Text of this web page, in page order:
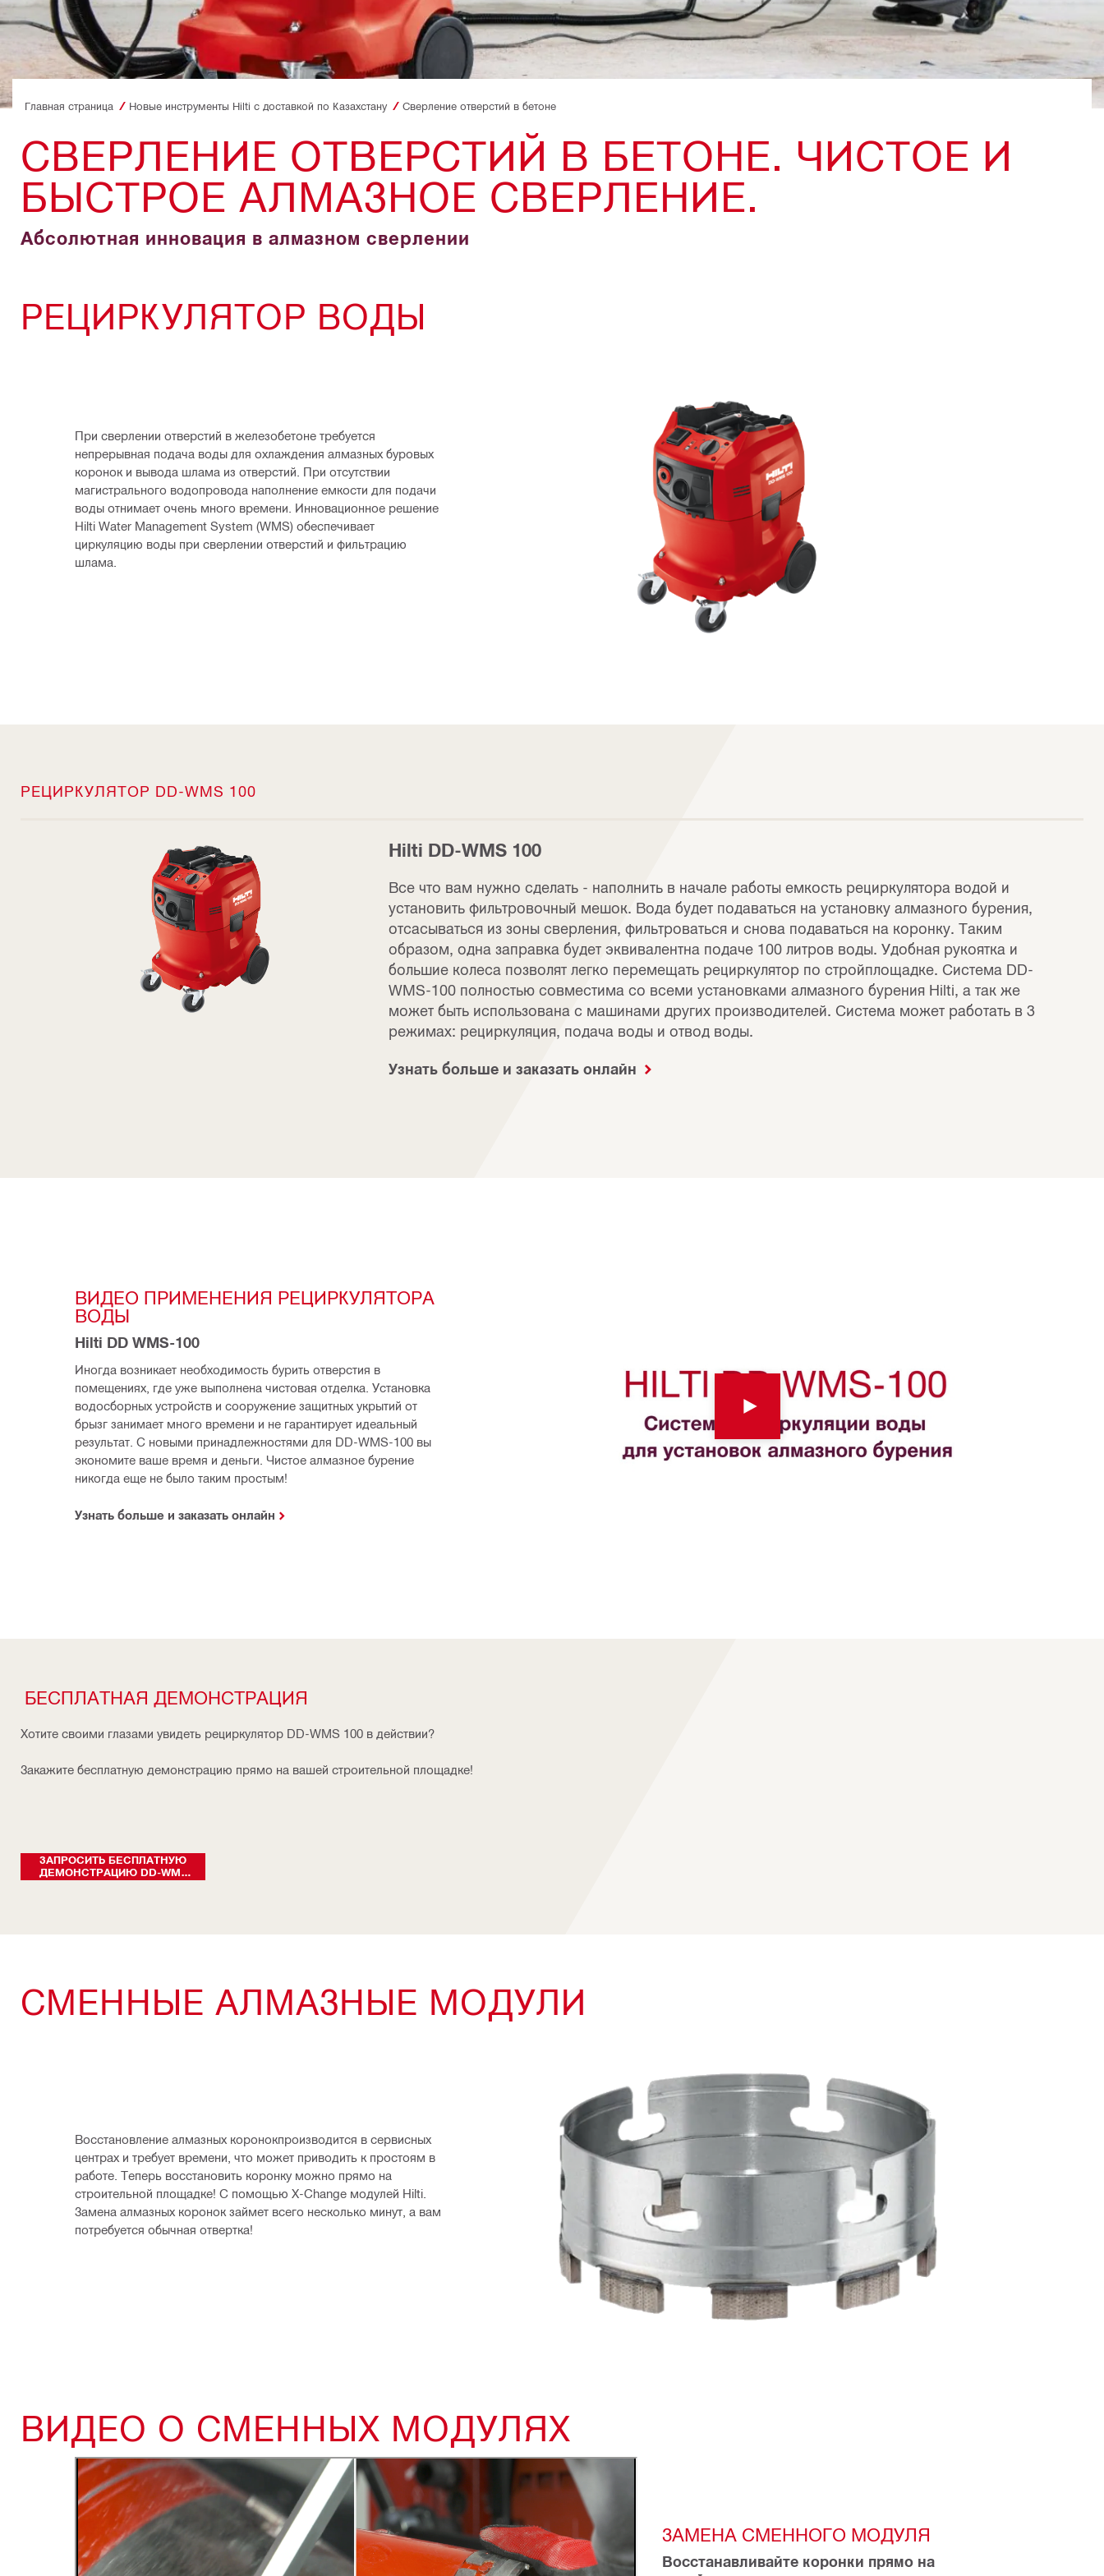
Главная страница Новые инструменты Hilti с доставкой по Казахстану Сверление отверстий в бетоне
СВЕРЛЕНИЕ ОТВЕРСТИЙ В БЕТОНЕ. ЧИСТОЕ И
БЫСТРОЕ АЛМАЗНОЕ СВЕРЛЕНИЕ.
Абсолютная инновация в алмазном сверлении
РЕЦИРКУЛЯТОР ВОДЫ
При сверлении отверстий в железобетоне требуется
непрерывная подача воды для охлаждения алмазных буровых
коронок и вывода шлама из отверстий. При отсутствии
магистрального водопровода наполнение емкости для подачи
воды отнимает очень много времени. Инновационное решение
Hilti Water Management System (WMS) обеспечивает
циркуляцию воды при сверлении отверстий и фильтрацию
шлама.
РЕЦИРКУЛЯТОР DD-WMS 100
Hilti DD-WMS 100
Все что вам нужно сделать - наполнить в начале работы емкость рециркулятора водой и
установить фильтровочный мешок. Вода будет подаваться на установку алмазного бурения,
отсасываться из зоны сверления, фильтроваться и снова подаваться на коронку. Таким
образом, одна заправка будет эквивалентна подаче 100 литров воды. Удобная рукоятка и
большие колеса позволят легко перемещать рециркулятор по стройплощадке. Система DD-
WMS-100 полностью совместима со всеми установками алмазного бурения Hilti, а так же
может быть использована с машинами других производителей. Система может работать в 3
режимах: рециркуляция, подача воды и отвод воды.
Узнать больше и заказать онлайн
ВИДЕО ПРИМЕНЕНИЯ РЕЦИРКУЛЯТОРА
ВОДЫ
Hilti DD WMS-100
Иногда возникает необходимость бурить отверстия в
помещениях, где уже выполнена чистовая отделка. Установка
водосборных устройств и сооружение защитных укрытий от
брызг занимает много времени и не гарантирует идеальный
результат. С новыми принадлежностями для DD-WMS-100 вы
экономите ваше время и деньги. Чистое алмазное бурение
никогда еще не было таким простым!
Узнать больше и заказать онлайн
БЕСПЛАТНАЯ ДЕМОНСТРАЦИЯ
Хотите своими глазами увидеть рециркулятор DD-WMS 100 в действии?
Закажите бесплатную демонстрацию прямо на вашей строительной площадке!
ЗАПРОСИТЬ БЕСПЛАТНУЮ
ДЕМОНСТРАЦИЮ DD-WMS
100
СМЕННЫЕ АЛМАЗНЫЕ МОДУЛИ
Восстановление алмазных коронокпроизводится в сервисных
центрах и требует времени, что может приводить к простоям в
работе. Теперь восстановить коронку можно прямо на
строительной площадке! С помощью Х-Change модулей Hilti.
Замена алмазных коронок займет всего несколько минут, а вам
потребуется обычная отвертка!
ВИДЕО О СМЕННЫХ МОДУЛЯХ
ЗАМЕНА СМЕННОГО МОДУЛЯ
Восстанавливайте коронки прямо на